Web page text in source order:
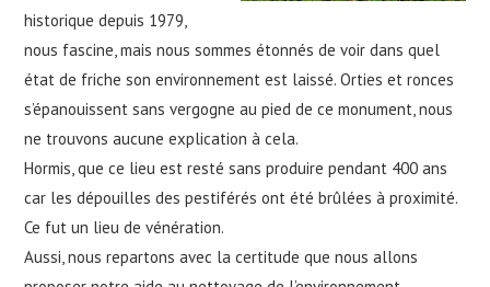
historique depuis 1979,
nous fascine, mais nous sommes étonnés de voir dans quel
état de friche son environnement est laissé. Orties et ronces
s’épanouissent sans vergogne au pied de ce monument, nous
ne trouvons aucune explication à cela.
Hormis, que ce lieu est resté sans produire pendant 400 ans
car les dépouilles des pestiférés ont été brûlées à proximité.
Ce fut un lieu de vénération.
Aussi, nous repartons avec la certitude que nous allons